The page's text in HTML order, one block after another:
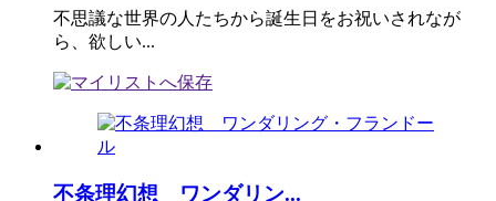
不思議な世界の人たちから誕生日をお祝いされなが
ら、欲しい...
不条理幻想 ワンダリン...